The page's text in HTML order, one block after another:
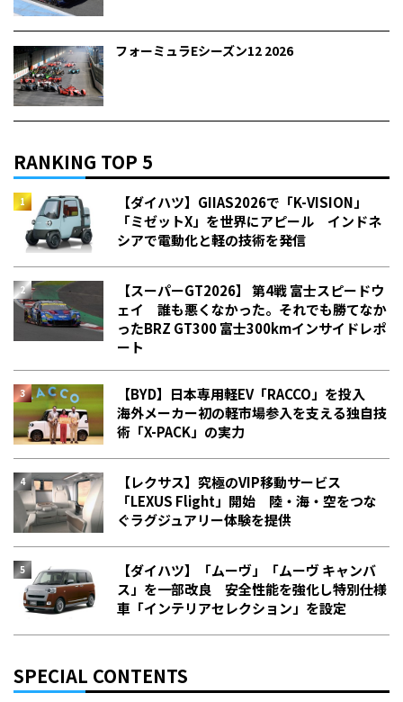
フォーミュラEシーズン12 2026
RANKING TOP 5
【ダイハツ】GIIAS2026で「K-VISION」
「ミゼットX」を世界にアピール インドネ
シアで電動化と軽の技術を発信
【スーパーGT2026】 第4戦 富士スピードウ
ェイ 誰も悪くなかった。それでも勝てなか
った――BRZ GT300 富士300kmインサイドレポ
ート
【BYD】日本専用軽EV「RACCO」を投入
海外メーカー初の軽市場参入を支える独自技
術「X-PACK」の実力
【レクサス】究極のVIP移動サービス
「LEXUS Flight」開始 陸・海・空をつな
ぐラグジュアリー体験を提供
【ダイハツ】「ムーヴ」「ムーヴ キャンバ
ス」を一部改良 安全性能を強化し特別仕様
車「インテリアセレクション」を設定
SPECIAL CONTENTS